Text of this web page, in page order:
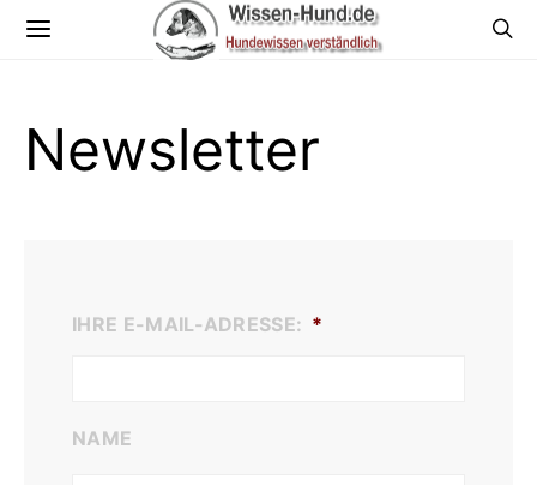
Newsletter
IHRE E-MAIL-ADRESSE: *
NAME